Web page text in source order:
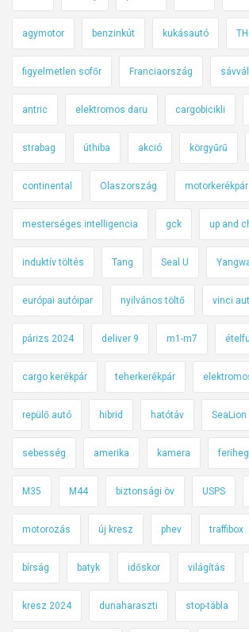
agymotor benzinkút kukásautó
figyelmetlen sofőr Franciaország
antric elektromos daru cargobicikli
strabag úthiba akció körgyűrű
continental Olaszország motorkerékpár
mesterséges intelligencia gck up and
induktív töltés Tang Seal U
európai autóipar nyilvános töltő vinci
párizs 2024 deliver 9 m1-m7
cargo kerékpár teherkerékpár
repülő autó hibrid hatótáv SeaLion
sebesség amerika kamera
M35 M44 biztonsági öv USPS
motorozás új kresz phev traffibox
bírság batyk időskor világítás
kresz 2024 dunaharaszti stop-tábla